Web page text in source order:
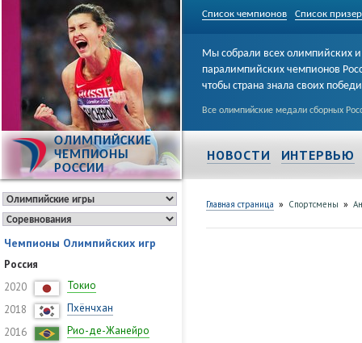
Список чемпионов Список
ОЛИМПИЙСКИЕ
ЧЕМПИОНЫ
РОССИИ
Мы собрали всех олимпийских и
паралимпийских чемпионов
чтобы страна знала своих
Все олимпийские медали сборных
НОВОСТИ ИНТЕРВЬЮ
Чемпионы Олимпийских игр
Россия
2020
Токио
2018
Пхёнчхан
2016
Рио-де-Жанейро
Главная страница » Спортсмены »